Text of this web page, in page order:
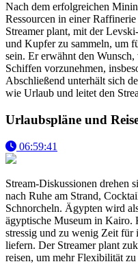
Nach dem erfolgreichen
Ressourcen in einer
Streamer plant, mit der
und Kupfer zu sammeln, um
sein. Er erwähnt den Wunsch,
Schiffen vorzunehmen,
Abschließend unterhält sich
wie Urlaub und leitet den
Urlaubspläne und
06:59:41
Stream-Diskussionen drehen
nach Ruhe am Strand,
Schnorcheln. Ägypten wird
ägyptische Museum in Kairo.
stressig und zu wenig Zeit
liefern. Der Streamer plant
reisen, um mehr Flexibilität zu